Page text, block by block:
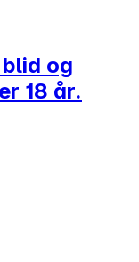
og
18 år.